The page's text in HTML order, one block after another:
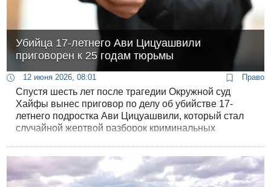
Убийца 17-летнего Ави Цицуашвили
приговорен к 25 годам тюрьмы
12 июня 2026, 08:01 Право
Спустя шесть лет после трагедии Окружной суд
Хайфы вынес приговор по делу об убийстве 17-
летнего подростка Ави Цицуашвили, который стал
случайной жертвой разборок криминальных